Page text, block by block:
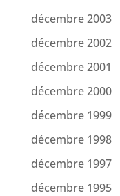
décembre 2003
décembre 2002
décembre 2001
décembre 2000
décembre 1999
décembre 1998
décembre 1997
décembre 1995